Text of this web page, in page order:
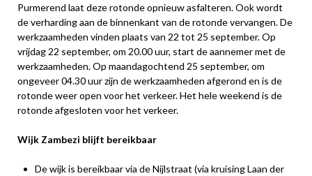
Purmerend laat deze rotonde opnieuw asfalteren. Ook wordt
de verharding aan de binnenkant van de rotonde vervangen. De
werkzaamheden vinden plaats van 22 tot 25 september. Op
vrijdag 22 september, om 20.00 uur, start de aannemer met de
werkzaamheden. Op maandagochtend 25 september, om
ongeveer 04.30 uur zijn de werkzaamheden afgerond en is de
rotonde weer open voor het verkeer. Het hele weekend is de
rotonde afgesloten voor het verkeer.
Wijk Zambezi blijft bereikbaar
De wijk is bereikbaar via de Nijlstraat (via kruising Laan der